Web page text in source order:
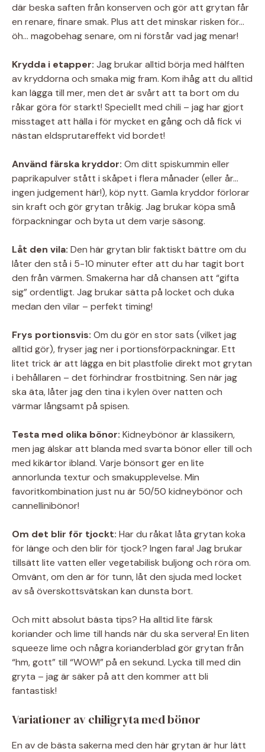
där beska saften från konserven och gör att grytan får
en renare, finare smak. Plus att det minskar risken för…
öh… magobehag senare, om ni förstår vad jag menar!
Krydda i etapper: Jag brukar alltid börja med hälften
av kryddorna och smaka mig fram. Kom ihåg att du alltid
kan lägga till mer, men det är svårt att ta bort om du
råkar göra för starkt! Speciellt med chili – jag har gjort
misstaget att hälla i för mycket en gång och då fick vi
nästan eldsprutareffekt vid bordet!
Använd färska kryddor: Om ditt spiskummin eller
paprikapulver stått i skåpet i flera månader (eller år…
ingen judgement här!), köp nytt. Gamla kryddor förlorar
sin kraft och gör grytan tråkig. Jag brukar köpa små
förpackningar och byta ut dem varje säsong.
Låt den vila: Den här grytan blir faktiskt bättre om du
låter den stå i 5-10 minuter efter att du har tagit bort
den från värmen. Smakerna har då chansen att “gifta
sig” ordentligt. Jag brukar sätta på locket och duka
medan den vilar – perfekt timing!
Frys portionsvis: Om du gör en stor sats (vilket jag
alltid gör), fryser jag ner i portionsförpackningar. Ett
litet trick är att lägga en bit plastfolie direkt mot grytan
i behållaren – det förhindrar frostbitning. Sen när jag
ska äta, låter jag den tina i kylen över natten och
värmar långsamt på spisen.
Testa med olika bönor: Kidneybönor är klassikern,
men jag älskar att blanda med svarta bönor eller till och
med kikärtor ibland. Varje bönsort ger en lite
annorlunda textur och smakupplevelse. Min
favoritkombination just nu är 50/50 kidneybönor och
cannellinibönor!
Om det blir för tjockt: Har du råkat låta grytan koka
för länge och den blir för tjock? Ingen fara! Jag brukar
tillsätt lite vatten eller vegetabilisk buljong och röra om.
Omvänt, om den är för tunn, låt den sjuda med locket
av så överskottsvätskan kan dunsta bort.
Och mitt absolut bästa tips? Ha alltid lite färsk
koriander och lime till hands när du ska servera! En liten
squeeze lime och några korianderblad gör grytan från
“hm, gott” till “WOW!” på en sekund. Lycka till med din
gryta – jag är säker på att den kommer att bli
fantastisk!
Variationer av chiligryta med bönor
En av de bästa sakerna med den här grytan är hur lätt